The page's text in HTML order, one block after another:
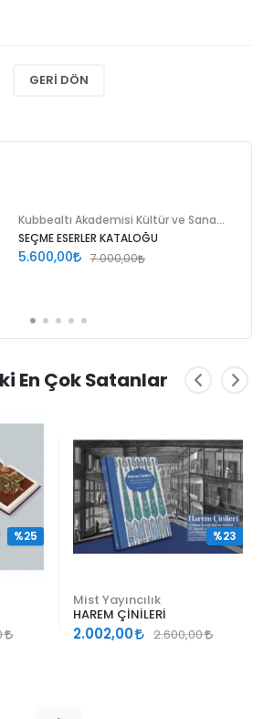
GERI DÖN
SEÇME ESERLER KATALOĞU
5.600,00 7.000,00
En Çok Satanlar
%25
Mist Yayıncılık
HAREM ÇİNİLERİ
2.002,00 2.600,00
%23